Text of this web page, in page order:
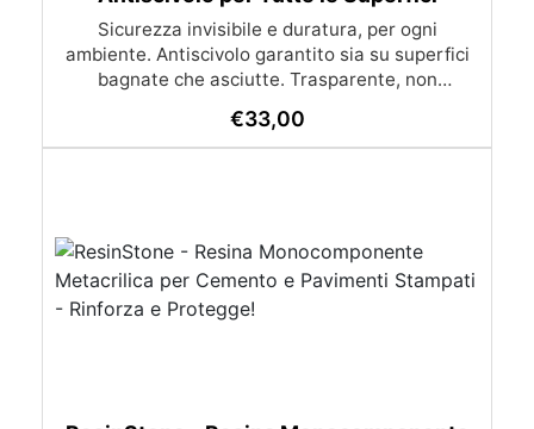
Sicurezza invisibile e duratura, per ogni
ambiente. Antiscivolo garantito sia su superfici
bagnate che asciutte. Trasparente, non
materiale. Universale: adatto a ceramica, cotto,
marmo, cemento, legno, metallo e plastica.
carrabile dopo 12 ore. Conformità europea:
Regolamenti EU 305/2011 e 574/2014 – CE EN
1504-2. Principali Applicazioni Piscine e centri
€33,00